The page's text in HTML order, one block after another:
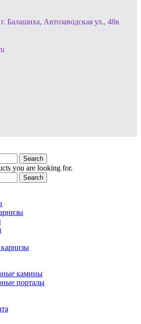
Балашиха, Автозаводская ул., 48в
Search
you are looking for.
Search
камины
порталы